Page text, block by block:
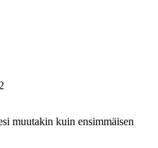
muutakin kuin ensimmäisen